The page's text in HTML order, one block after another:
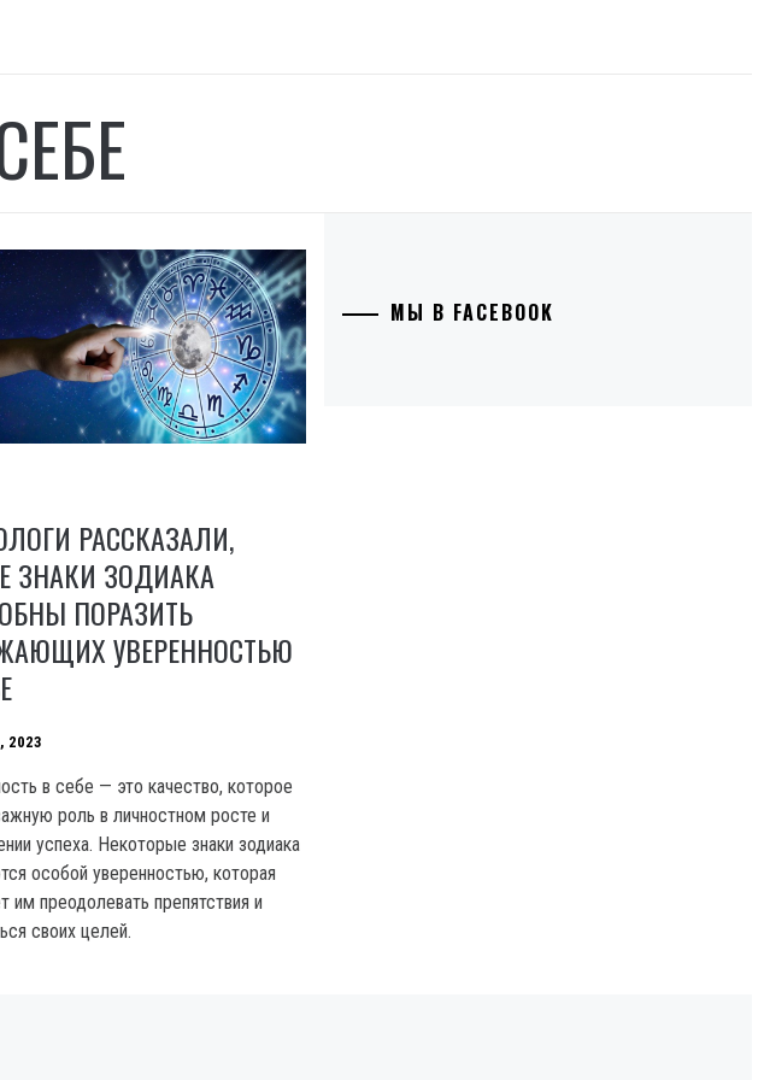
РАССКАЗАЛИ,
ЗНАКИ ЗОДИАКА
ПОРАЗИТЬ
УВЕРЕННОСТЬЮ
2023
в себе — это качество, которое
роль в личностном росте и
успеха. Некоторые знаки зодиака
особой уверенностью, которая
им преодолевать препятствия и
своих целей.
МЫ В FACEBOOK